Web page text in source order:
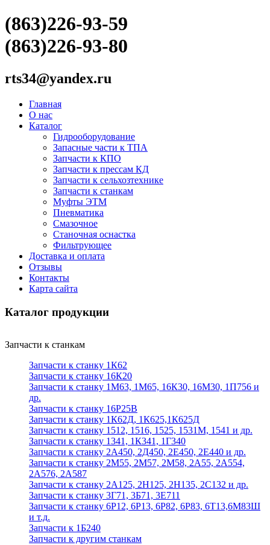
(863)226-93-59
(863)226-93-80
rts34@yandex.ru
Главная
О нас
Каталог
Гидрооборудование
Запасные части к ТПА
Запчасти к КПО
Запчасти к прессам КД
Запчасти к сельхозтехнике
Запчасти к станкам
Муфты ЭТМ
Пневматика
Смазочное
Станочная оснастка
Фильтрующее
Доставка и оплата
Отзывы
Контакты
Карта сайта
Каталог продукции
Запчасти к станкам
Запчасти к станку 1К62
Запчасти к станку 16К20
Запчасти к станку 1М63, 1М65, 16К30, 16М30, 1П756 и
др.
Запчасти к станку 16Р25В
Запчасти к станку 1К62Д, 1К625,1К625Д
Запчасти к станку 1512, 1516, 1525, 1531М, 1541 и др.
Запчасти к станку 1341, 1К341, 1Г340
Запчасти к станку 2А450, 2Д450, 2Е450, 2Е440 и др.
Запчасти к станку 2М55, 2М57, 2М58, 2А55, 2А554,
2А576, 2А587
Запчасти к станку 2А125, 2Н125, 2Н135, 2С132 и др.
Запчасти к станку 3Г71, 3Б71, 3Е711
Запчасти к станку 6Р12, 6Р13, 6Р82, 6Р83, 6Т13,6М83Ш
и т.д.
Запчасти к 1Б240
Запчасти к другим станкам